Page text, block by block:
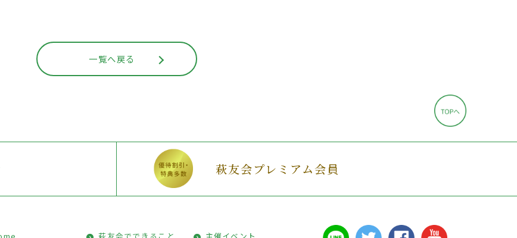
一覧へ戻る
萩友会プレミアム会員